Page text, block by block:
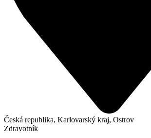
Česká republika, Karlovarský kraj, Ostrov
Zdravotník